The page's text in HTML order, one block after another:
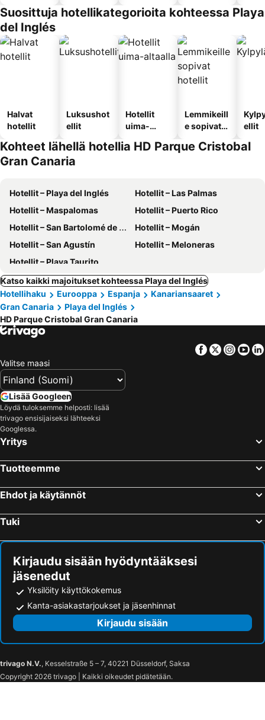
Suosittuja hotellikategorioita kohteessa Playa
del Inglés
Halvat
hotellit
Luksushot
ellit
Hotellit
uima-
Lemmikeill
e sopivat
ellit
Kohteet lähellä hotellia HD Parque Cristobal
Gran Canaria
Hotellit – Playa del Inglés
Hotellit – Las Palmas
Hotellit – Maspalomas
Hotellit – Puerto Rico
Hotellit – San Bartolomé de Tirajana
Hotellit – Mogán
Hotellit – San Agustín
Hotellit – Meloneras
Hotellit – Playa Taurito
Katso kaikki majoitukset kohteessa Playa del Inglés
Hotellihaku
Eurooppa Espanja
Kanariansaaret
Gran Canaria
Playa del Inglés
HD Parque Cristobal Gran Canaria
Facebook
Twitter
Valitse maasi
Lisää Googleen
Löydä tuloksemme helposti: lisää
trivago ensisijaiseksi lähteeksi
Googlessa.
Yritys
Tuotteemme
Ehdot ja käytännöt
Tuki
Kirjaudu sisään hyödyntääksesi
jäsenedut
Yksilöity käyttökokemus
Kanta-asiakastarjoukset ja jäsenhinnat
Kirjaudu sisään
trivago N.V., Kesselstraße 5 – 7, 40221 Düsseldorf, Saksa
Copyright 2026 trivago | Kaikki oikeudet pidätetään.